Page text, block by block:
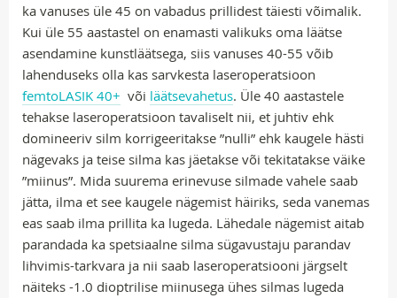
ka vanuses üle 45 on vabadus prillidest täiesti võimalik.
Kui üle 55 aastastel on enamasti valikuks oma läätse
asendamine kunstläätsega, siis vanuses 40-55 võib
lahenduseks olla kas sarvkesta laseroperatsioon
femtoLASIK 40+ või läätsevahetus. Üle 40 aastastele
tehakse laseroperatsioon tavaliselt nii, et juhtiv ehk
domineeriv silm korrigeeritakse ”nulli” ehk kaugele hästi
nägevaks ja teise silma kas jäetakse või tekitatakse väike
”miinus”. Mida suurema erinevuse silmade vahele saab
jätta, ilma et see kaugele nägemist häiriks, seda vanemas
eas saab ilma prillita ka lugeda. Lähedale nägemist aitab
parandada ka spetsiaalne silma sügavustaju parandav
lihvimis-tarkvara ja nii saab laseroperatsiooni järgselt
näiteks -1.0 dioptrilise miinusega ühes silmas lugeda